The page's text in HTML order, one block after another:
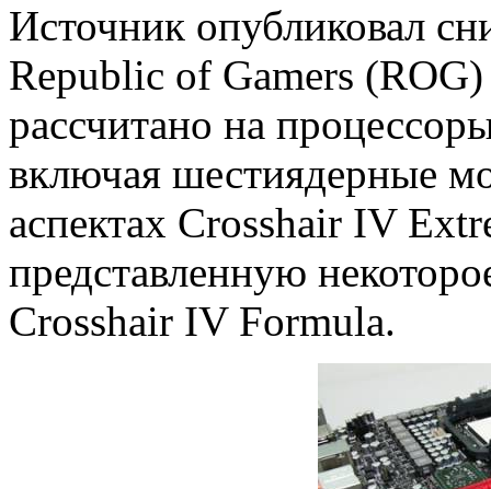
Источник опубликовал
Republic of Gamers
рассчитано на
включая шестиядерные
аспектах Crosshair IV
представленную
Crosshair IV Formula.